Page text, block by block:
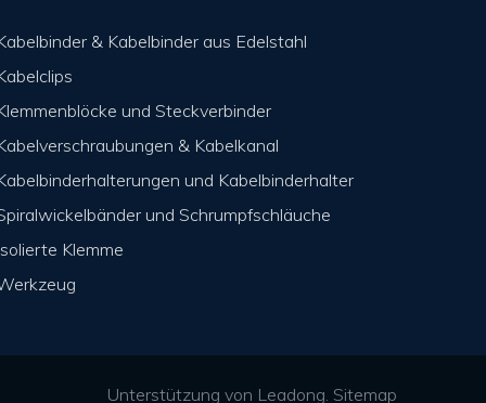
& Kabelbinder aus Edelstahl
und Steckverbinder
& Kabelkanal
und Kabelbinderhalter
und Schrumpfschläuche
Klemme
Unterstützung von Leadong. Sitemap